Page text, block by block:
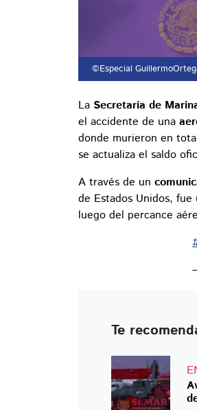
©Especial
La Secretaría de
el accidente de una
donde murieron en
se actualiza el saldo
A través de un
de Estados Unidos,
luego del percance
Te